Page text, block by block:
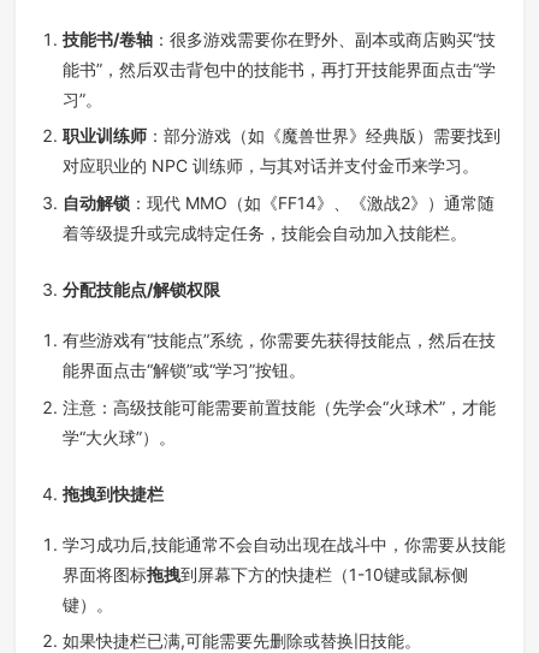
技能书/卷轴 ：很多游戏需要你在野外、副本或商店购买“技
能书”，然后双击背包中的技能书，再打开技能界面点击“学
习”。
职业训练师 ：部分游戏（如《魔兽世界》经典版）需要找到
对应职业的 NPC 训练师，与其对话并支付金币来学习。
自动解锁 ：现代 MMO（如《FF14》、《激战2》）通常随
着等级提升或完成特定任务，技能会自动加入技能栏。
分配技能点/解锁权限
有些游戏有“技能点”系统，你需要先获得技能点，然后在技
能界面点击“解锁”或“学习”按钮。
注意：高级技能可能需要前置技能（先学会“火球术”，才能
学“大火球”）。
拖拽到快捷栏
学习成功后,技能通常不会自动出现在战斗中，你需要从技能
界面将图标拖拽到屏幕下方的快捷栏（1-10键或鼠标侧
键）。
如果快捷栏已满,可能需要先删除或替换旧技能。